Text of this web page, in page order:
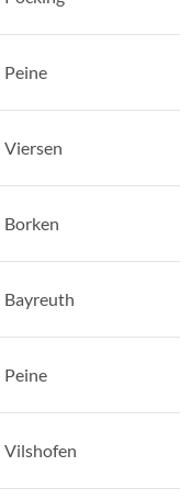
Peine
Viersen
Borken
Bayreuth
Peine
Vilshofen